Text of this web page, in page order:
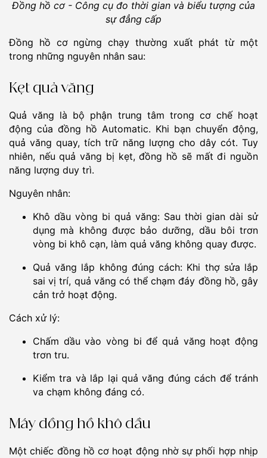
Đồng hồ cơ - Công cụ đo thời gian và biểu tượng của
sự đẳng cấp
Đồng hồ cơ ngừng chạy thường xuất phát từ một
trong những nguyên nhân sau:
Kẹt quả văng
Quả văng là bộ phận trung tâm trong cơ chế hoạt
động của đồng hồ Automatic. Khi bạn chuyển động,
quả văng quay, tích trữ năng lượng cho dây cót. Tuy
nhiên, nếu quả văng bị kẹt, đồng hồ sẽ mất đi nguồn
năng lượng duy trì.
Nguyên nhân:
Khô dầu vòng bi quả văng: Sau thời gian dài sử
dụng mà không được bảo dưỡng, dầu bôi trơn
vòng bi khô cạn, làm quả văng không quay được.
Quả văng lắp không đúng cách: Khi thợ sửa lắp
sai vị trí, quả văng có thể chạm đáy đồng hồ, gây
cản trở hoạt động.
Cách xử lý:
Chấm dầu vào vòng bi để quả văng hoạt động
trơn tru.
Kiểm tra và lắp lại quả văng đúng cách để tránh
va chạm không đáng có.
Máy đồng hồ khô dầu
Một chiếc đồng hồ cơ hoạt động nhờ sự phối hợp nhịp